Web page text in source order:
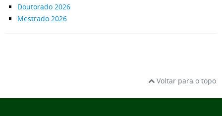
Doutorado 2026
Mestrado 2026
Voltar para o topo